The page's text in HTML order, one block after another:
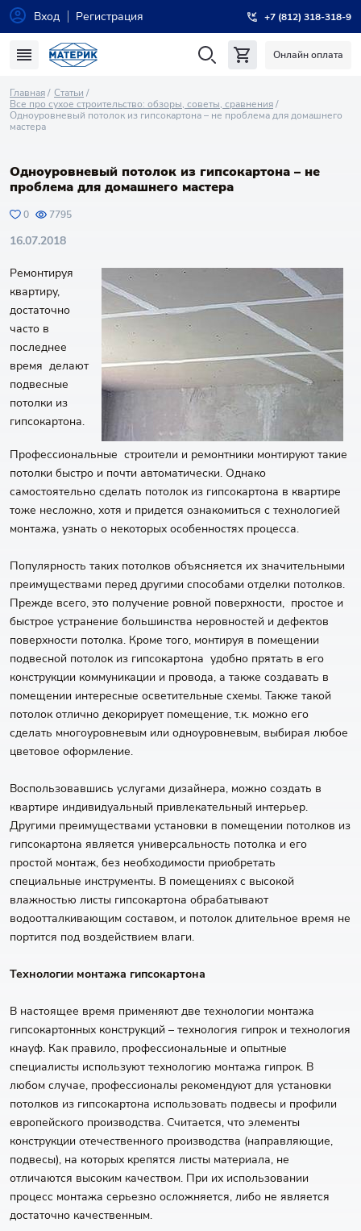
Вход Регистрация +7 (812) 318-318-9
Онлайн оплата
Главная
Статьи
Все про сухое строительство: обзоры, советы, сравнения
Одноуровневый потолок из гипсокартона – не проблема для домашнего
мастера
Одноуровневый потолок из гипсокартона – не
проблема для домашнего мастера
0 7795
16.07.2018
Ремонтируя
квартиру,
достаточно
часто в
последнее
время делают
подвесные
потолки из
гипсокартона.
Профессиональные строители и ремонтники монтируют такие
потолки быстро и почти автоматически. Однако
самостоятельно сделать потолок из гипсокартона в квартире
тоже несложно, хотя и придется ознакомиться с технологией
монтажа, узнать о некоторых особенностях процесса.
Популярность таких потолков объясняется их значительными
преимуществами перед другими способами отделки потолков.
Прежде всего, это получение ровной поверхности, простое и
быстрое устранение большинства неровностей и дефектов
поверхности потолка. Кроме того, монтируя в помещении
подвесной потолок из гипсокартона удобно прятать в его
конструкции коммуникации и провода, а также создавать в
помещении интересные осветительные схемы. Также такой
потолок отлично декорирует помещение, т.к. можно его
сделать многоуровневым или одноуровневым, выбирая любое
цветовое оформление.
Воспользовавшись услугами дизайнера, можно создать в
квартире индивидуальный привлекательный интерьер.
Другими преимуществами установки в помещении потолков из
гипсокартона является универсальность потолка и его
простой монтаж, без необходимости приобретать
специальные инструменты. В помещениях с высокой
влажностью листы гипсокартона обрабатывают
водоотталкивающим составом, и потолок длительное время не
портится под воздействием влаги.
Технологии монтажа гипсокартона
В настоящее время применяют две технологии монтажа
гипсокартонных конструкций – технология гипрок и технология
кнауф. Как правило, профессиональные и опытные
специалисты используют технологию монтажа гипрок. В
любом случае, профессионалы рекомендуют для установки
потолков из гипсокартона использовать подвесы и профили
европейского производства. Считается, что элементы
конструкции отечественного производства (направляющие,
подвесы), на которых крепятся листы материала, не
отличаются высоким качеством. При их использовании
процесс монтажа серьезно осложняется, либо не является
достаточно качественным.